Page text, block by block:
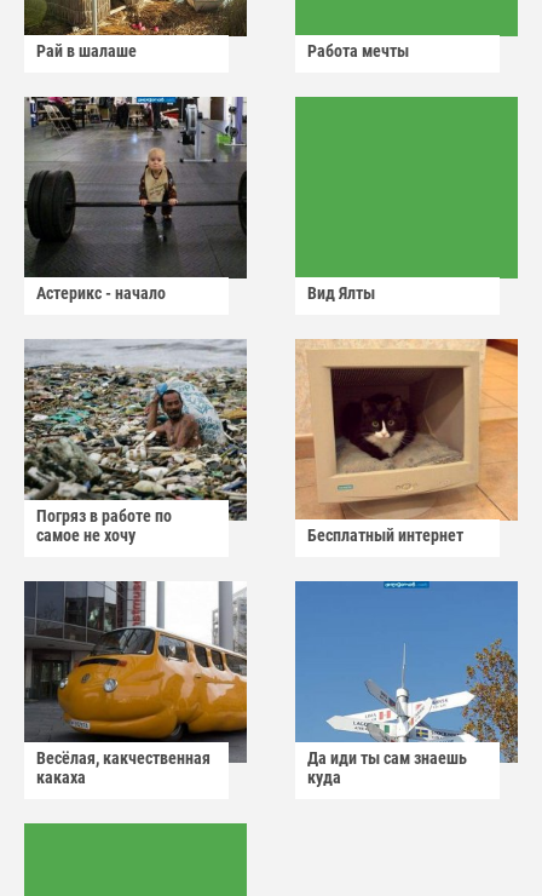
Рай в шалаше Работа мечты
Астерикс - начало Вид Ялты
Погряз в работе по
самое не хочу
Бесплатный интернет
Весёлая, какчественная
какаха
Да иди ты сам знаешь
куда